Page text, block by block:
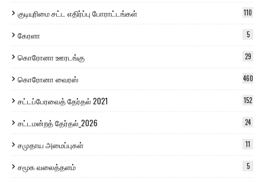
குடியுரிமை சட்ட எதிர்ப்பு போராட்டங்கள் 110
கேரளா 5
கொரோனா ஊரடங்கு 29
கொரோனா வைரஸ் 460
சட்டப்பேரவைத் தேர்தல் 2021 152
சட்டமன்றத் தேர்தல்_2026 24
சமுதாய அமைப்புகள் 11
சமூக வலைத்தளம் 5